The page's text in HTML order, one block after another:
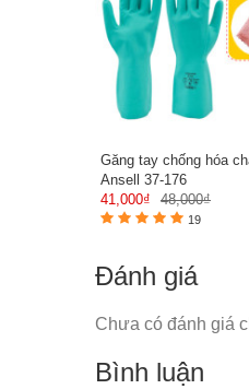
Găng tay chống hóa
Ansell 37-176
41,000₫
48,000₫
19
Đánh giá
Chưa có đánh giá
Bình luận